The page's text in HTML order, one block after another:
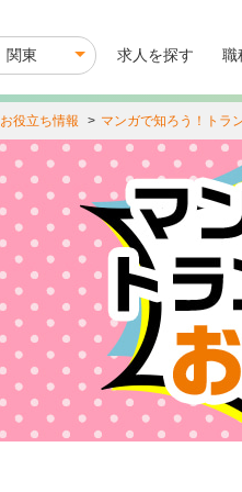
関東
M
i
n
v
g
a
t
i
求人を探す 職
お役立ち情報 マンガで知ろう！トラ